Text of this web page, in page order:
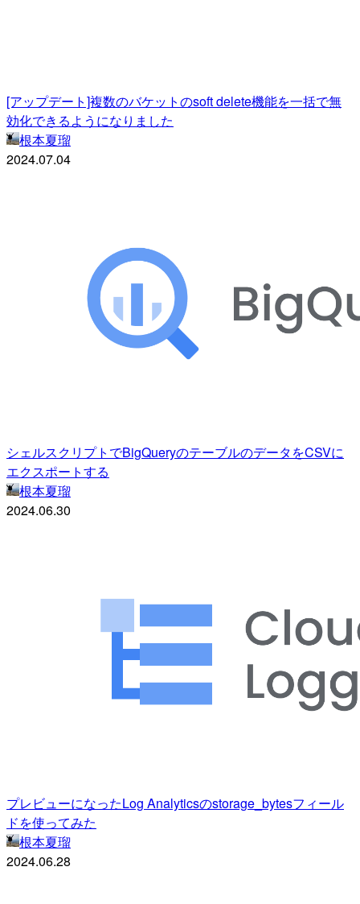
[アップデート]複数のバケットのsoft delete機能を一括で無
効化できるようになりました
根本夏瑠
2024.07.04
シェルスクリプトでBigQueryのテーブルのデータをCSVに
エクスポートする
根本夏瑠
2024.06.30
プレビューになったLog Analyticsのstorage_bytesフィール
ドを使ってみた
根本夏瑠
2024.06.28